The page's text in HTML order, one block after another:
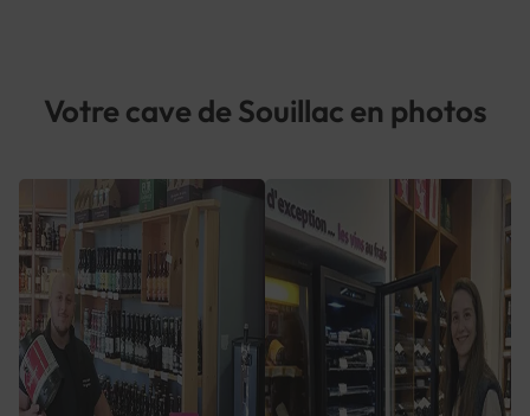
Votre cave de Souillac en photos